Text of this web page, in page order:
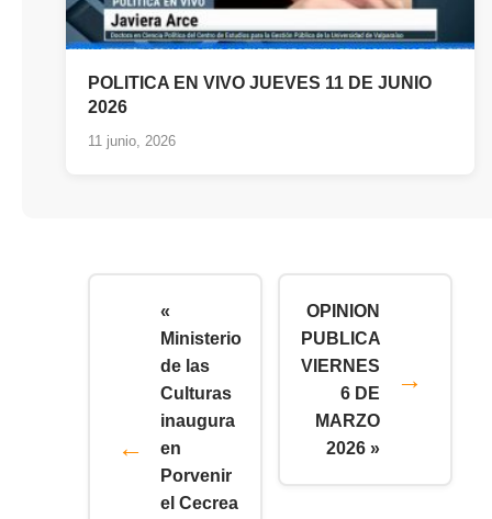
POLITICA EN VIVO JUEVES 11 DE JUNIO
2026
11 junio, 2026
«
Ministerio
de las
Culturas
inaugura
en
Porvenir
el Cecrea
OPINION
PUBLICA
VIERNES
6 DE
MARZO
2026 »